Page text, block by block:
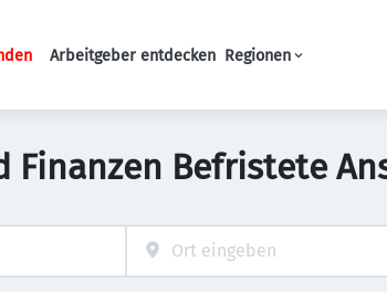
Haupt-Navigation
Arbeitgeber entdecken Regionen
Finanzen Befristete